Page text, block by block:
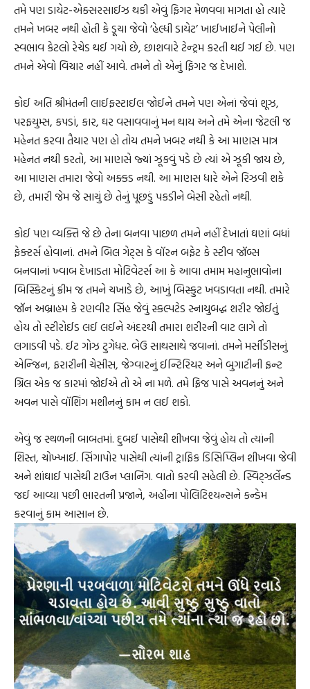
તમે પણ ડાયેટ-એક્સરસાઈઝ થકી એવું ફિગર મેળવવા માગતા હો ત્યારે
તમને ખબર નથી હોતી કે ડૂચા જેવો ‘હેલ્ધી ડાયેટ’ ખાઈખાઈને પેલીનો
સ્વભાવ કેટલો રેચેડ થઈ ગયો છે, છાશવારે ટેન્ટ્રમ કરતી થઈ ગઈ છે. પણ
તમને એવો વિચાર નહીં આવે. તમને તો એનું ફિગર જ દેખાશે.
કોઈ અતિ શ્રીમંતની લાઈફસ્ટાઈલ જોઈને તમને પણ એનાં જેવાં શૂઝ,
પરફયુમ્સ, કપડાં, કાર, ઘર વસાવવાનું મન થાય અને તમે એના જેટલી જ
મહેનત કરવા તૈયાર પણ હો તોય તમને ખબર નથી કે આ માણસ માત્ર
મહેનત નથી કરતો, આ માણસે જ્યાં ઝૂકવું પડે છે ત્યાં એ ઝૂકી જાય છે,
આ માણસ તમારા જેવો અક્કડ નથી. આ માણસ ધારે એને રિઝવી શકે
છે, તમારી જેમ જે સાચું છે તેનું પૂછડું પકડીને બેસી રહેતો નથી.
કોઈ પણ વ્યક્તિ જે છે તેના બનવા પાછળ તમને નહીં દેખાતાં ઘણાં બધાં
ફેક્ટર્સ હોવાનાં. તમને બિલ ગેટ્સ કે વૉરન બફેટ કે સ્ટીવ જૉબ્સ
બનવાનાં ખ્વાબ દેખાડતા મોટિવેટર્સ આ કે આવા તમામ મહાનુભાવોના
બિસ્કિટનું ક્રીમ જ તમને ચખાડે છે, આખું બિસ્કુટ ખવડાવતા નથી. તમારે
જૉન અબ્રાહમ કે રણવીર સિંહ જેવું સ્કલ્પટેડ સ્નાયુબદ્ધ શરીર જોઈતું
હોય તો સ્ટીરોઈડ લઈ લઈને અંદરથી તમારા શરીરની વાટ લાગે તો
લગાડવી પડે. ઈટ ગોઝ ટુગેધર. બેઉ સાથસાથે જવાનાં. તમને મર્સીડીસનું
એન્જિન, ફરારીની ચેસીસ, જેગ્વારનું ઈન્ટિરિયર અને બુગાટીની ફ્રન્ટ
ગ્રિલ એક જ કારમાં જોઈએ તો એ ના મળે. તમે ફ્રિજ પાસે અવનનું અને
અવન પાસે વૉશિંગ મશીનનું કામ ન લઈ શકો.
એવું જ સ્થળની બાબતમાં. દુબઈ પાસેથી શીખવા જેવું હોય તો ત્યાંની
શિસ્ત, ચોખ્ખાઈ. સિંગાપોર પાસેથી ત્યાંની ટ્રાફિક ડિસિપ્લિન શીખવા જેવી
અને શાંઘાઈ પાસેથી ટાઉન પ્લાનિંગ. વાતો કરવી સહેલી છે. સ્વિટ્ઝર્લેન્ડ
જઈ આવ્યા પછી ભારતની પ્રજાને, અહીંના પોલિટિશ્યન્સને કન્ડેમ
કરવાનું કામ આસાન છે.